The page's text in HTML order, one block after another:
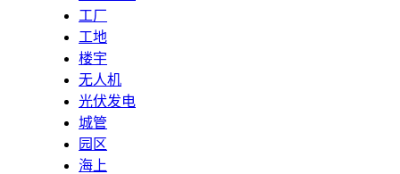
工厂
工地
楼宇
无人机
光伏发电
城管
园区
海上